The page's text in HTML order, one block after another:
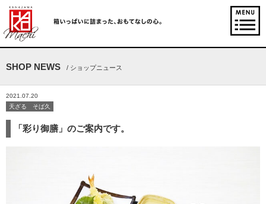
SHOP NEWS / ショップニュース
2021.07.20
天ざる そば久
「彩り御膳」のご案内です。